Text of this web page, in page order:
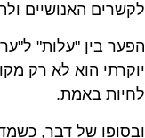
לקשרים האנושיים
הפער בין "עלות"
יוקרתי הוא לא רק
לחיות באמת.
ובסופו של דבר,